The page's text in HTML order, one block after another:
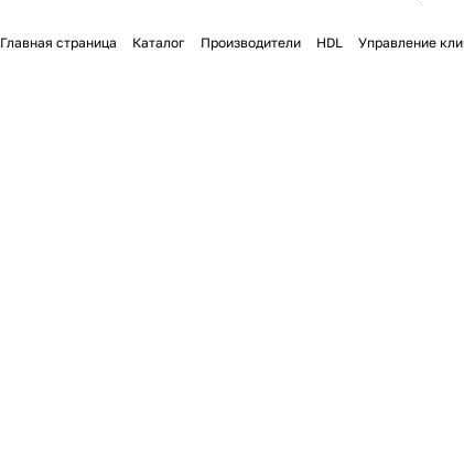
Главная страница Каталог Производители HDL Управление